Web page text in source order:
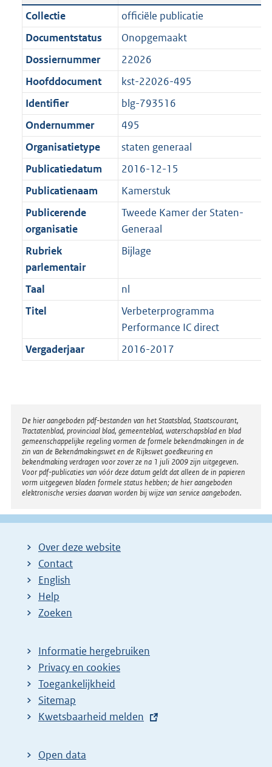
c
t
i
e
n
f
o
r
m
a
a
t
t
:
9
7
K
b
n
d
s
r
o
o
t
e
:
1
K
b
a
n
d
g
r
o
t
t
e
:
1
K
b
Collectie
officiële publicatie
Documentstatus
Onopgemaakt
Dossiernummer
22026
Hoofddocument
kst-22026-495
Identifier
blg-793516
Ondernummer
495
Organisatietype
staten generaal
Publicatiedatum
2016-12-15
Publicatienaam
Kamerstuk
Publicerende
organisatie
Tweede Kamer der Staten-
Generaal
Rubriek
parlementair
Bijlage
Taal
nl
Titel
Verbeterprogramma
Performance IC direct
Vergaderjaar
2016-2017
Disclaimer
De hier aangeboden pdf-bestanden van het Staatsblad, Staatscourant,
Tractatenblad, provinciaal blad, gemeenteblad, waterschapsblad en blad
gemeenschappelijke regeling vormen de formele bekendmakingen in de
zin van de Bekendmakingswet en de Rijkswet goedkeuring en
bekendmaking verdragen voor zover ze na 1 juli 2009 zijn uitgegeven.
Voor pdf-publicaties van vóór deze datum geldt dat alleen de in papieren
vorm uitgegeven bladen formele status hebben; de hier aangeboden
elektronische versies daarvan worden bij wijze van service aangeboden.
Over deze website
Contact
English
Help
Zoeken
Informatie hergebruiken
Privacy en cookies
Toegankelijkheid
Sitemap
E
t
Kwetsbaarheid melden
Open data